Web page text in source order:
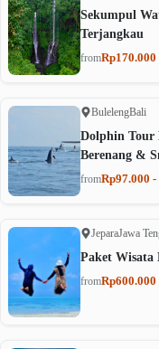
Sekumpul
Terjangkau
fromRp170.000
BulelengBali
Dolphin Tour
Berenang &
fromRp97.000
JeparaJawa
Paket
fromRp600.000